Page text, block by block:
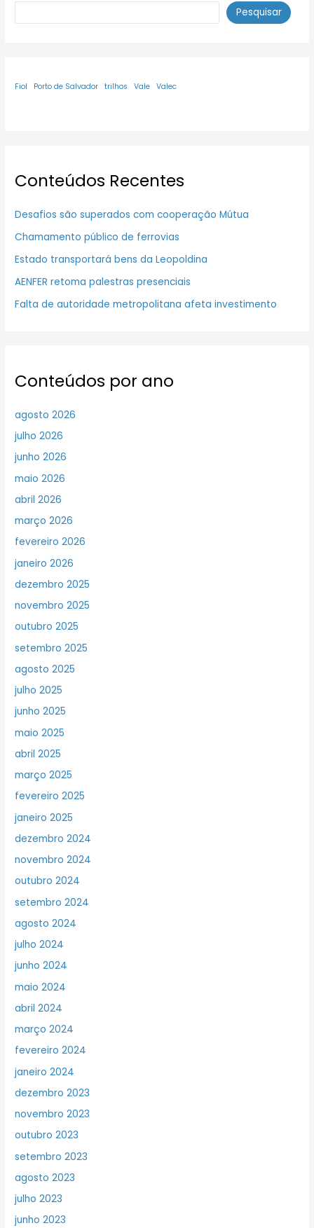
Pesquisar
Fiol Porto de Salvador trilhos Vale Valec
Conteúdos Recentes
Desafios são superados com cooperação Mútua
Chamamento público de ferrovias
Estado transportará bens da Leopoldina
AENFER retoma palestras presenciais
Falta de autoridade metropolitana afeta investimento
Conteúdos por ano
agosto 2026
julho 2026
junho 2026
maio 2026
abril 2026
março 2026
fevereiro 2026
janeiro 2026
dezembro 2025
novembro 2025
outubro 2025
setembro 2025
agosto 2025
julho 2025
junho 2025
maio 2025
abril 2025
março 2025
fevereiro 2025
janeiro 2025
dezembro 2024
novembro 2024
outubro 2024
setembro 2024
agosto 2024
julho 2024
junho 2024
maio 2024
abril 2024
março 2024
fevereiro 2024
janeiro 2024
dezembro 2023
novembro 2023
outubro 2023
setembro 2023
agosto 2023
julho 2023
junho 2023